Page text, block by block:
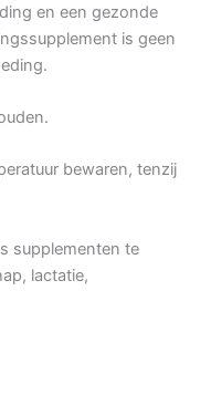
en een gezonde
is geen
bewaren, tenzij
supplementen te
lactatie,